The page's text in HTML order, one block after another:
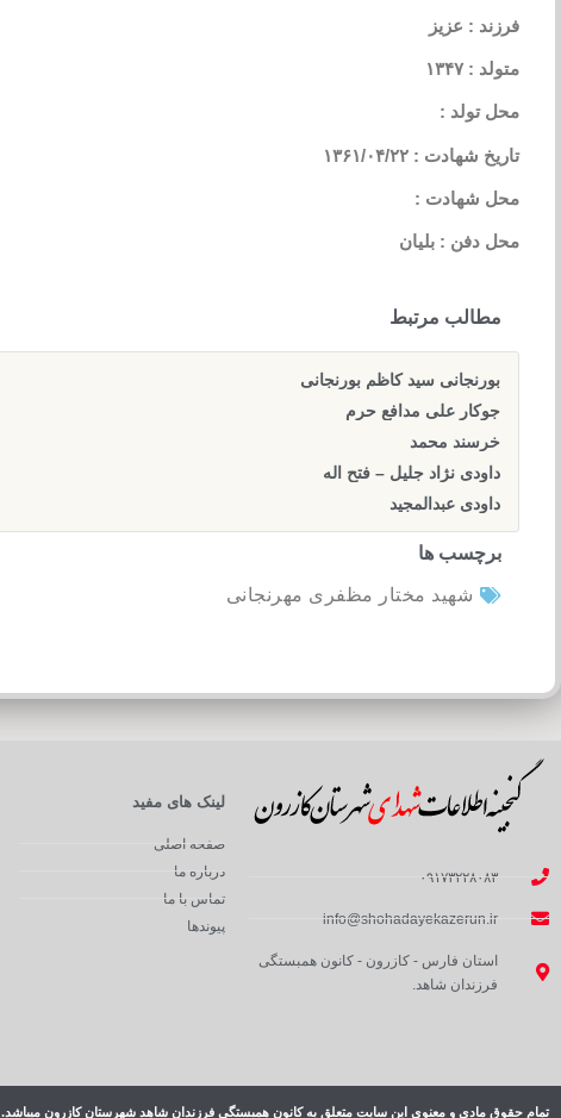
فرزند : عزیز
متولد : ۱۳۴۷
محل تولد :
تاریخ شهادت : ۱۳۶۱/۰۴/۲۲
محل شهادت :
محل دفن : بلیان
مطالب مرتبط
بورنجانی سید کاظم بورنجانی
جوکار علی مدافع حرم
خرسند محمد
داودی نژاد جلیل – فتح اله
داودی عبدالمجید
برچسب ها
شهید مختار مظفری مهرنجانی
۰۹۱۷۳۲۲۸۰۸۳
info@shohadayekazerun.ir
استان فارس - کازرون - کانون همبستگی
فرزندان شاهد.
لینک های مفید
صفحه اصلی
درباره ما
تماس با ما
پیوندها
تمام حقوق مادی و معنوی این سایت متعلق به کانون همبستگی فرزندان شاهد شهرستان کازرون میباشد.